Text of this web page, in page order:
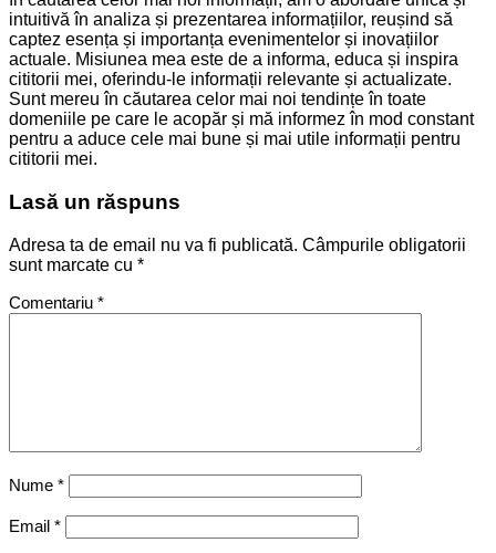
intuitivă în analiza și prezentarea informațiilor, reușind să
captez esența și importanța evenimentelor și inovațiilor
actuale. Misiunea mea este de a informa, educa și inspira
cititorii mei, oferindu-le informații relevante și actualizate.
Sunt mereu în căutarea celor mai noi tendințe în toate
domeniile pe care le acopăr și mă informez în mod constant
pentru a aduce cele mai bune și mai utile informații pentru
cititorii mei.
Lasă un răspuns
Adresa ta de email nu va fi publicată. Câmpurile obligatorii
sunt marcate cu *
Comentariu *
Nume *
Email *